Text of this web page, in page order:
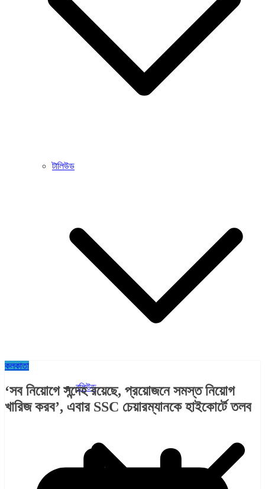
টালিউড
বলিউড
কলকাতা
‘সব নিয়োগে সন্দেহ রয়েছে, প্রয়োজনে সমস্ত নিয়োগ
খারিজ করব’, এবার SSC চেয়ারম্যানকে হাইকোর্টে তলব